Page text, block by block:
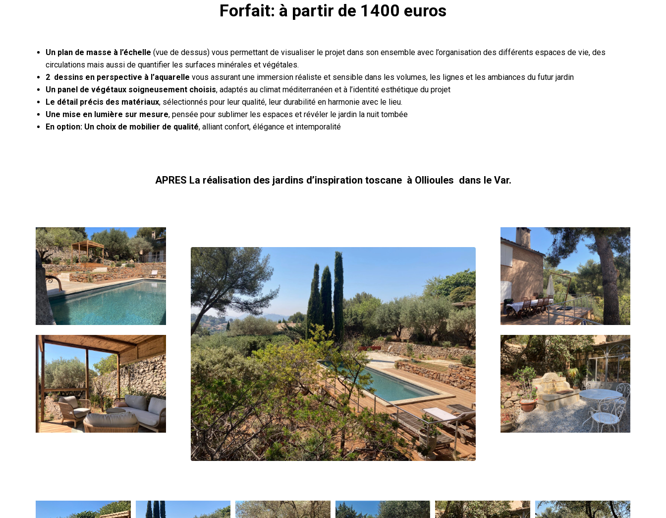
Forfait: à partir de 1400 euros
Un plan de masse à l’échelle (vue de dessus) vous permettant de visualiser le projet dans son ensemble avec l’organisation des différents espaces de vie, des
circulations mais aussi de quantifier les surfaces minérales et végétales.
2 dessins en perspective à l’aquarelle vous assurant une immersion réaliste et sensible dans les volumes, les lignes et les ambiances du futur jardin
Un panel de végétaux soigneusement choisis, adaptés au climat méditerranéen et à l’identité esthétique du projet
Le détail précis des matériaux, sélectionnés pour leur qualité, leur durabilité en harmonie avec le lieu.
Une mise en lumière sur mesure, pensée pour sublimer les espaces et révéler le jardin la nuit tombée
En option: Un choix de mobilier de qualité, alliant confort, élégance et intemporalité
APRES La réalisation des jardins d’inspiration toscane à Ollioules dans le Var.